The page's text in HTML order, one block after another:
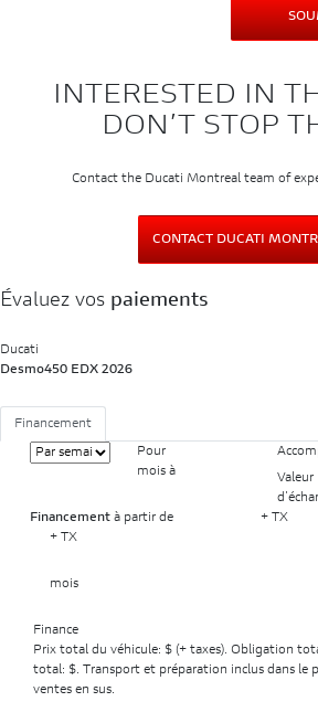
INTERESTED IN
DON’T STOP
Contact the Ducati Montreal team of
CONTACT DUCATI
Évaluez vos paiements
Ducati
Desmo450 EDX 2026
Financement
Pour
mois à
Valeur
Financement à partir de
+ TX
+ TX
mois
Finance
Prix total du véhicule: $ (+ taxes). Obligation
total: $. Transport et préparation inclus dans le
ventes en sus.